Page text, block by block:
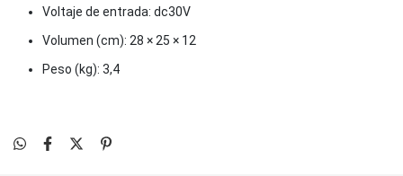
Voltaje de entrada: dc30V
Volumen (cm): 28 × 25 × 12
Peso (kg): 3,4